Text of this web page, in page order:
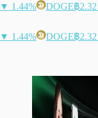
▼ 1.44% DOGE฿2.32
▼ 1.44% DOGE฿2.32